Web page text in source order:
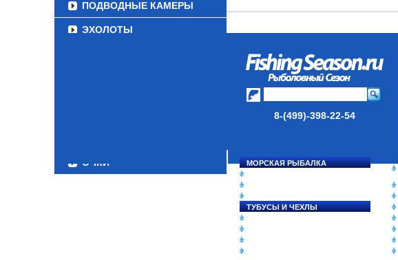
ПОДВОДНЫЕ КАМЕРЫ
ЭХОЛОТЫ
ОЧКИ
8-(499)-398-22-54
МОРСКАЯ РЫБАЛКА
ТУБУСЫ И ЧЕХЛЫ